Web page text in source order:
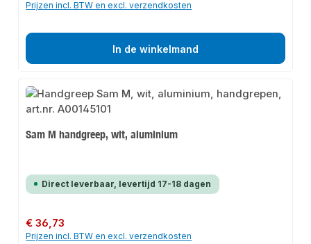
Prijzen incl. BTW en excl. verzendkosten
In de winkelmand
Sam M handgreep, wit, aluminium
Direct leverbaar, levertijd 17-18 dagen
Normale prijs:
€ 36,73
Prijzen incl. BTW en excl. verzendkosten